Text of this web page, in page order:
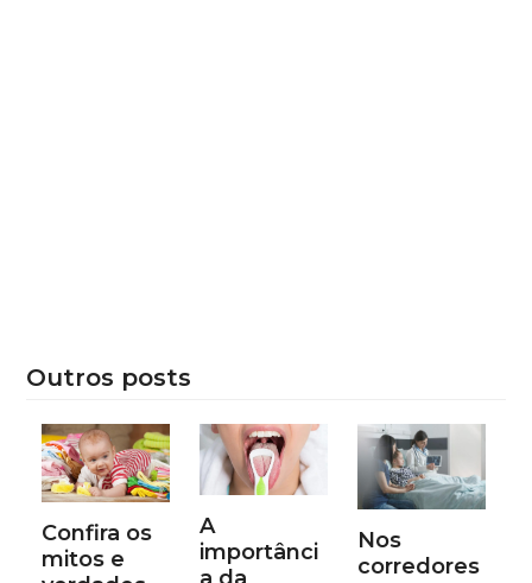
Outros posts
Confira os
mitos e
A
importânci
Nos
corredores